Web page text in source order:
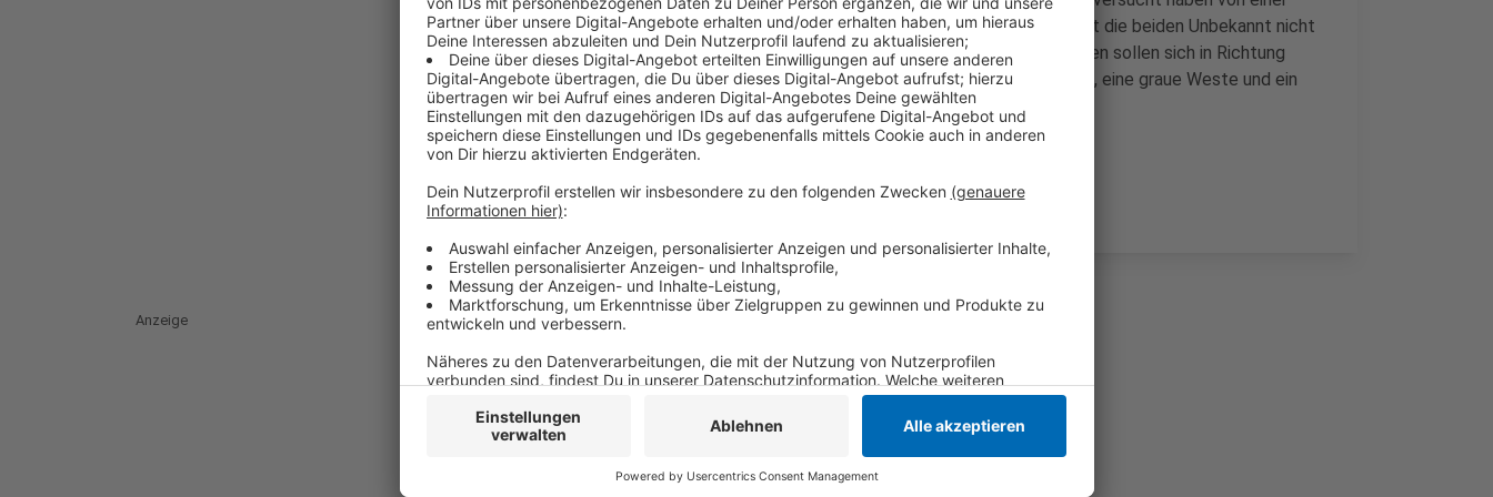
Krefelderin Geld für den Krefelder Zoo zu bekommen. Die Frau hat die beiden Unbekannt nicht
in ihre Wohnung gelassen und die Polizei alarmiert. Die Unbekannten sollen sich in Richtung
Neuer Weg entfernt haben. Einer von ihnen soll eine dunkle Kappe, eine graue Weste und ein
rosa Hemd getragen haben.
Anzeige
Anzeige